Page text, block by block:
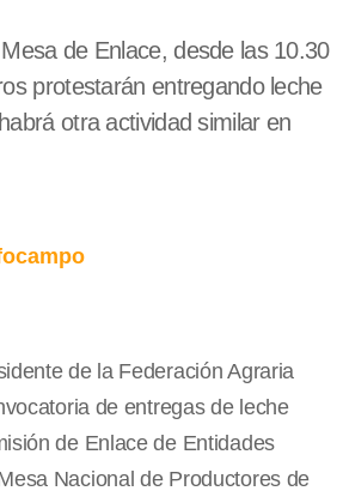
de Enlace, desde las 10.30
protestarán entregando leche
otra actividad similar en
de la Federación Agraria
de entregas de leche
de Enlace de Entidades
Nacional de Productores de